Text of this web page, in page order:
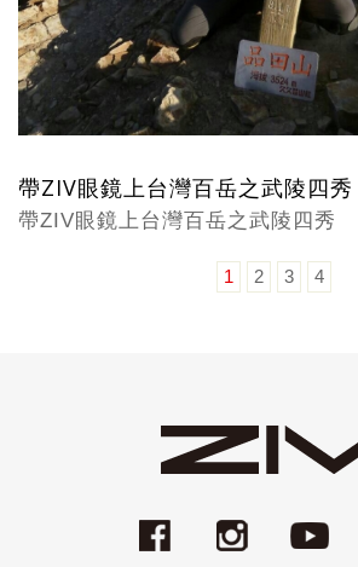
帶ZIV眼鏡上台灣百岳之武陵四秀
帶ZIV眼鏡上台灣百岳之武陵四秀
1 2 3 4